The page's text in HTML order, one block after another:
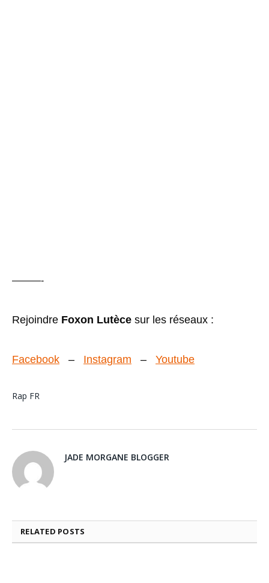
———-
Rejoindre Foxon Lutèce sur les réseaux :
Facebook – Instagram – Youtube
Rap FR
JADE MORGANE BLOGGER
RELATED POSTS